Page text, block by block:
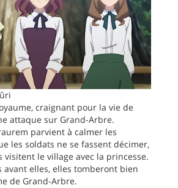
craignant pour la vie de
attaque sur Grand-Arbre.
parvient à calmer les
les soldats ne se fassent décimer,
visitent le village avec la princesse.
avant elles, elles tomberont bien
de Grand-Arbre.